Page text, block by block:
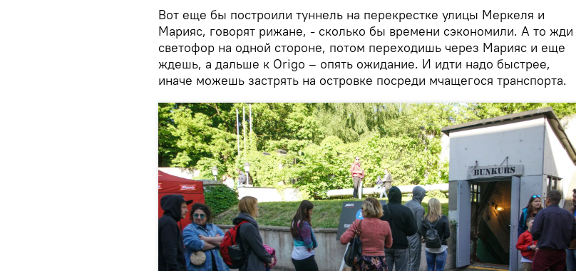
Вот еще бы построили туннель на перекрестке улицы Меркеля и
Марияс, говорят рижане, - сколько бы времени сэкономили. А то жди
светофор на одной стороне, потом переходишь через Марияс и еще
ждешь, а дальше к Origo – опять ожидание. И идти надо быстрее,
иначе можешь застрять на островке посреди мчащегося транспорта.